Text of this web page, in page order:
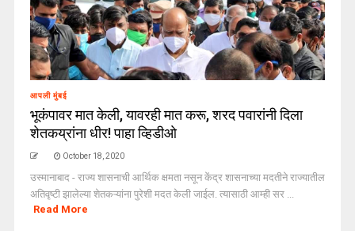
आपली मुंबई
भूकंपावर मात केली, यावरही मात करू, शरद पवारांनी दिला
शेतकय्रांना धीर! पाहा व्हिडीओ
October 18, 2020
उस्मानाबाद - राज्य शासनाची आर्थिक क्षमता नसून केंद्र शासनाच्या मदतीने राज्यातील
अतिवृष्टी झालेल्या शेतकऱ्यांना पुरेशी मदत केली जाईल. त्यासाठी आम्ही सर ...
Read More